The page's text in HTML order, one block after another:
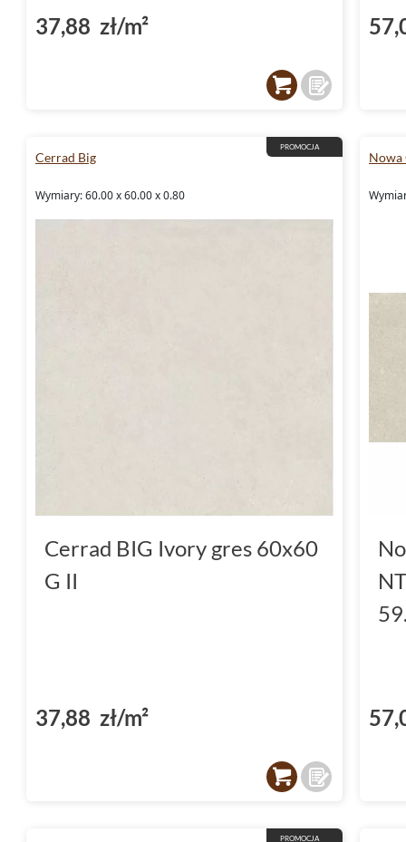
37,88 zł/m²
PROMOCJA
Cerrad Big
Wymiary: 60.00 x 60.00 x 0.80
Cerrad BIG Ivory gres 60x60
G II
37,88 zł/m²
Nowa
PROMOCJA